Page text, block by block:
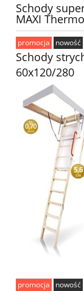
Schody
MAXI
Schody
60x120/280
promocja nowość
promocja nowość